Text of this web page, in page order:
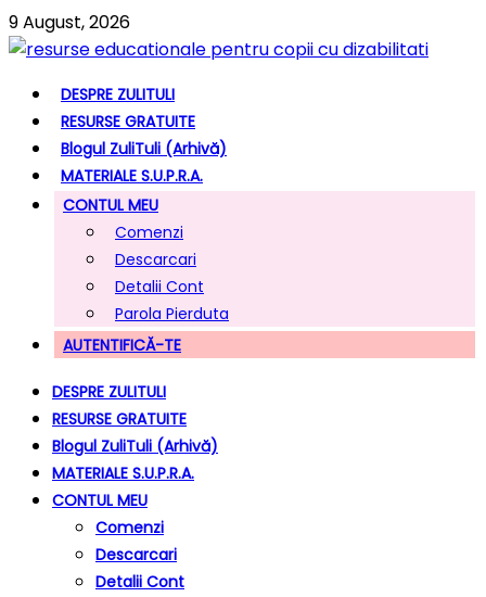
9 August, 2026
DESPRE ZULITULI
RESURSE GRATUITE
Blogul ZuliTuli (arhivă)
MATERIALE S.U.P.R.A.
CONTUL MEU
Comenzi
Descarcari
Detalii Cont
Parola Pierduta
AUTENTIFICĂ-TE
DESPRE ZULITULI
RESURSE GRATUITE
Blogul ZuliTuli (arhivă)
MATERIALE S.U.P.R.A.
CONTUL MEU
Comenzi
Descarcari
Detalii Cont